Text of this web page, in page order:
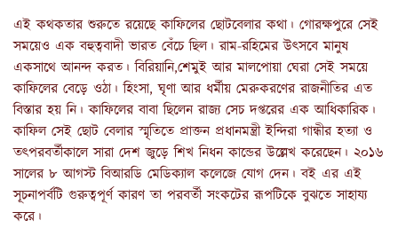
এই কথকতার শুরুতে রয়েছে কাফিলের ছোটবেলার কথা। গোরক্ষপুরে সেই
সময়েও এক বহুত্ববাদী ভারত বেঁচে ছিল। রাম-রহিমের উৎসবে মানুষ
একসাথে আনন্দ করত। বিরিয়ানি,শেমুই আর মালপোয়া ঘেরা সেই সময়ে
কাফিলের বেড়ে ওঠা। হিংসা, ঘৃণা আর ধর্মীয় মেরুকরণের রাজনীতির এত
বিস্তার হয় নি। কাফিলের বাবা ছিলেন রাজ্য সেচ দপ্তরের এক আধিকারিক।
কাফিল সেই ছোট বেলার স্মৃতিতে প্রাক্তন প্রধানমন্ত্রী ইন্দিরা গান্ধীর হত্যা ও
তৎপরবর্তীকালে সারা দেশ জুড়ে শিখ নিধন কান্ডের উল্লেখ করেছেন। ২০১৬
সালের ৮ আগস্ট বিআরডি মেডিক্যাল কলেজে যোগ দেন। বই এর এই
সূচনাপর্বটি গুরুত্বপূর্ণ কারণ তা পরবর্তী সংকটের রূপটিকে বুঝতে সাহায্য
করে।